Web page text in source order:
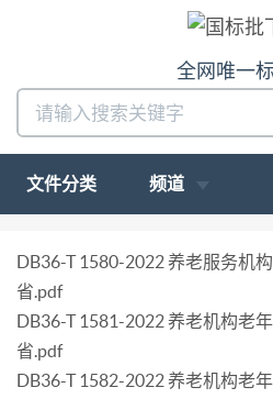
全网唯一
文件分类 频道
DB36-T 1580-2022 养老服务机
省.pdf
DB36-T 1581-2022 养老机构老
省.pdf
DB36-T 1582-2022 养老机构老